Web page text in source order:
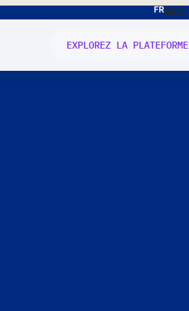
FRENIT
EXPLOREZ LA PLATEFORME